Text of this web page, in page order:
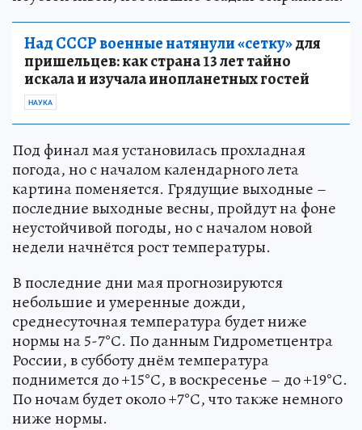
Над СССР военные натянули «сетку»для
пришельцев: как страна 13 лет тайно
искала и изучала инопланетных гостей
НАУКА
Под финал мая установилась прохладная
погода, но с началом календарного лета
картина поменяется. Грядущие выходные –
последние выходные весны, пройдут на фоне
неустойчивой погоды, но с началом новой
недели начнётся рост температуры.
В последние дни мая прогнозируются
небольшие и умеренные дожди,
среднесуточная температура будет ниже
нормы на 5-7°С. По данным Гидрометцентра
России, в субботу днём температура
поднимется до +15°С, в воскресенье – до +19°С.
По ночам будет около +7°С, что также немного
ниже нормы.